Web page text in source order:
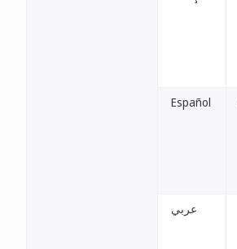
Español
عربي